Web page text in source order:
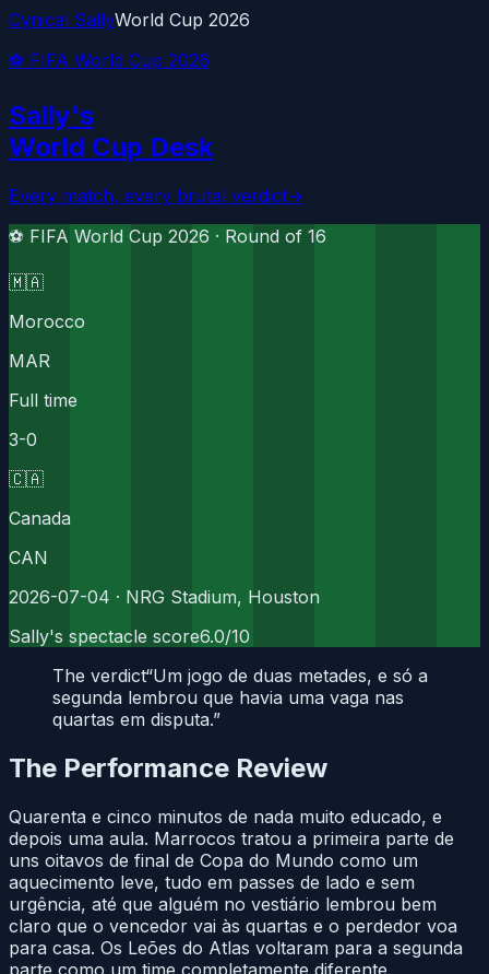
Cynical SallyWorld Cup 2026
⚽ FIFA World Cup 2026
Sally's
World Cup Desk
Every match, every brutal verdict→
⚽ FIFA World Cup 2026 · Round of 16
🇲🇦
Morocco
MAR
Full time
3-0
🇨🇦
Canada
CAN
2026-07-04 · NRG Stadium, Houston
Sally's spectacle score6.0/10
The verdict“Um jogo de duas metades, e só a
segunda lembrou que havia uma vaga nas
quartas em disputa.”
The Performance Review
Quarenta e cinco minutos de nada muito educado, e
depois uma aula. Marrocos tratou a primeira parte de
uns oitavos de final de Copa do Mundo como um
aquecimento leve, tudo em passes de lado e sem
urgência, até que alguém no vestiário lembrou bem
claro que o vencedor vai às quartas e o perdedor voa
para casa. Os Leões do Atlas voltaram para a segunda
parte como um time completamente diferente.